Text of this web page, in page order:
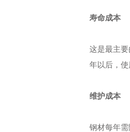
寿命成本
这是最主
年以后，使
维护成本
钢材每年需